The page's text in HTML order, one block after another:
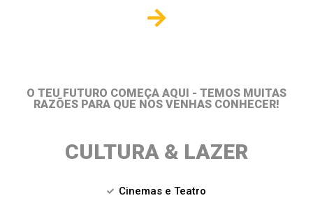
O TEU FUTURO COMEÇA AQUI - TEMOS MUITAS
RAZÕES PARA QUE NOS VENHAS CONHECER!
CULTURA & LAZER
Cinemas e Teatro